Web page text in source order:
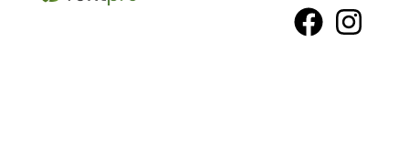
facebookinstagram